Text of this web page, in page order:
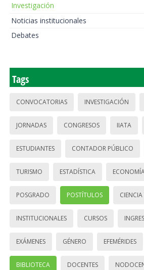
Investigación
Noticias institucionales
Debates
Tags
CONVOCATORIAS INVESTIGACIÓN
JORNADAS CONGRESOS IIATA
ESTUDIANTES CONTADOR PÚBLICO
TURISMO ESTADÍSTICA
POSGRADO POSTÍTULOS
INSTITUCIONALES CURSOS
EXÁMENES GÉNERO EFEMÉRIDES
BIBLIOTECA DOCENTES